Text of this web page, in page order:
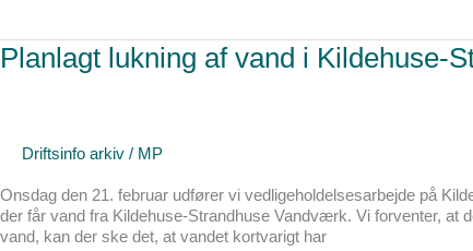
Planlagt lukning af vand i Kildehuse-
Driftsinfo arkiv / MP
Onsdag den 21. februar udfører vi vedligeholdelsesarbejde på
der får vand fra Kildehuse-Strandhuse Vandværk. Vi forventer,
vand, kan der ske det, at vandet kortvarigt har
Planlagt
lukning
Kildehuse-